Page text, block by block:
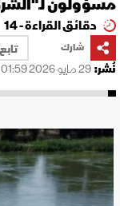
دقائق القراءة - 14
شارك
نُشر:29 مايو 2026 01:59